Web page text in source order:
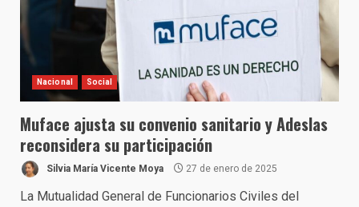
Nacional Social
Muface ajusta su convenio sanitario y Adeslas
reconsidera su participación
Silvia María Vicente Moya 27 de enero de 2025
La Mutualidad General de Funcionarios Civiles del